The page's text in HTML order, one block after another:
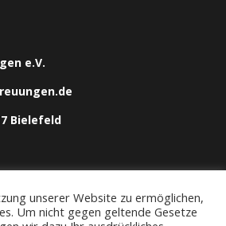
e.V.
Bielefeld
unserer Website zu ermöglichen,
Um nicht gegen geltende Gesetze